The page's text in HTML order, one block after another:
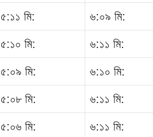
৫:১১ মি: ৬:০৯ মি:
৫:১০ মি: ৬:১১ মি:
৫:০৯ মি: ৬:১০ মি:
৫:০৮ মি: ৬:১১ মি:
৫:০৬ মি: ৬:১১ মি: